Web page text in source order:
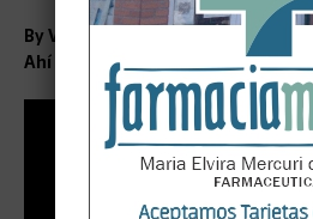
By Viviana Franco
Ahí les dejamos el trailer de este